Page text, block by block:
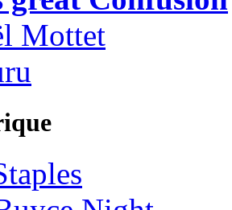
Mottet